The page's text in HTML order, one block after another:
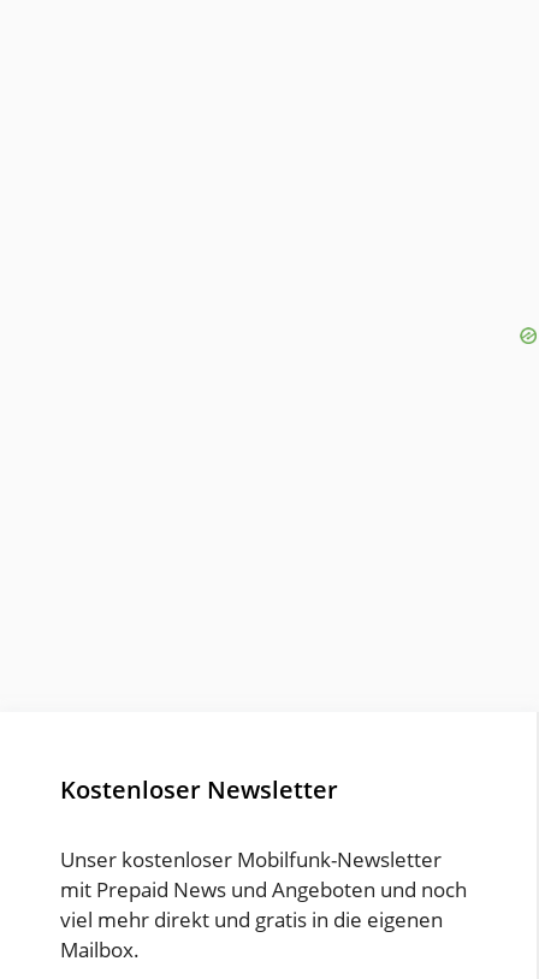
Kostenloser Newsletter
Unser kostenloser Mobilfunk-Newsletter
mit Prepaid News und Angeboten und noch
viel mehr direkt und gratis in die eigenen
Mailbox.